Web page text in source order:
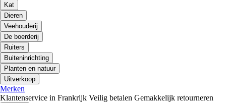
Kat
Dieren
Veehouderij
De boerderij
Ruiters
Buiteninrichting
Planten en natuur
Uitverkoop
Merken
Klantenservice in Frankrijk Veilig betalen Gemakkelijk retourneren